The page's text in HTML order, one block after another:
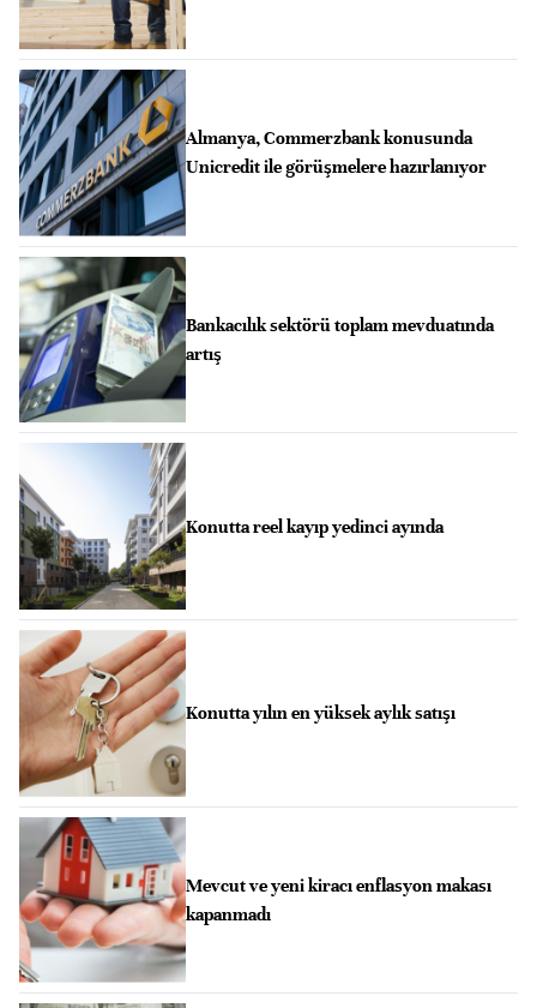
Almanya, Commerzbank konusunda
Unicredit ile görüşmelere hazırlanıyor
Bankacılık sektörü toplam mevduatında
artış
Konutta reel kayıp yedinci ayında
Konutta yılın en yüksek aylık satışı
Mevcut ve yeni kiracı enflasyon makası
kapanmadı